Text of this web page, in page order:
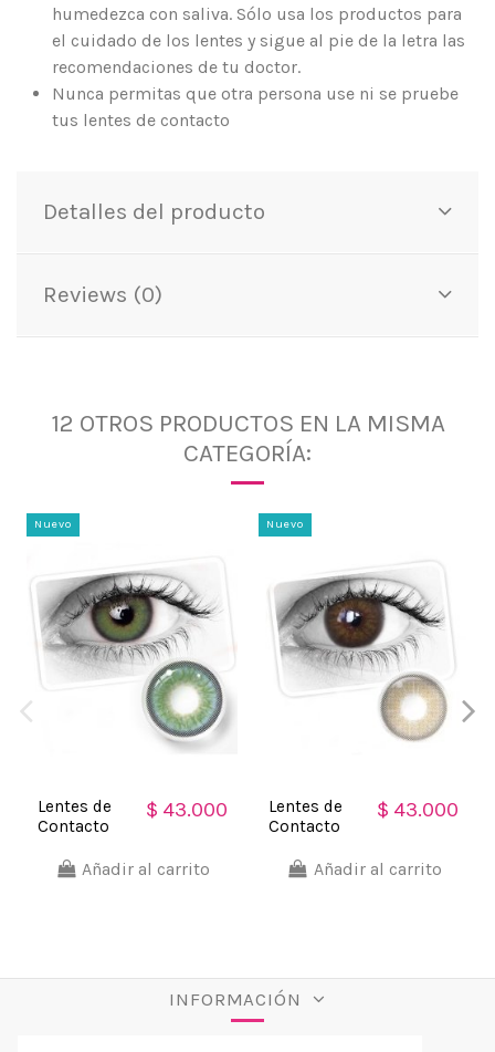
humedezca con saliva. Sólo usa los productos para
el cuidado de los lentes y sigue al pie de la letra las
recomendaciones de tu doctor.
Nunca permitas que otra persona use ni se pruebe
tus lentes de contacto
Detalles del producto
Reviews (0)
12 OTROS PRODUCTOS EN LA MISMA
CATEGORÍA:
Nuevo
Lentes de
Contacto
Himalaya
$ 43.000
Añadir al carrito
Nuevo
Lentes de
Contacto
Desire
$ 43.000
Añadir al carrito
INFORMACIÓN